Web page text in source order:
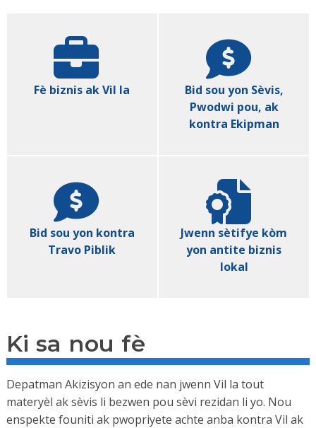
Fè biznis ak Vil la
Bid sou yon Sèvis,
Pwodwi pou, ak
kontra Ekipman
Bid sou yon kontra
Travo Piblik
Jwenn sètifye kòm
yon antite biznis
lokal
Ki sa nou fè
Depatman Akizisyon an ede nan jwenn Vil la tout
materyèl ak sèvis li bezwen pou sèvi rezidan li yo. Nou
enspekte founiti ak pwopriyete achte anba kontra Vil ak